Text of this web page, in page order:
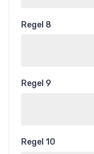
Regel 8
Regel 9
Regel 10